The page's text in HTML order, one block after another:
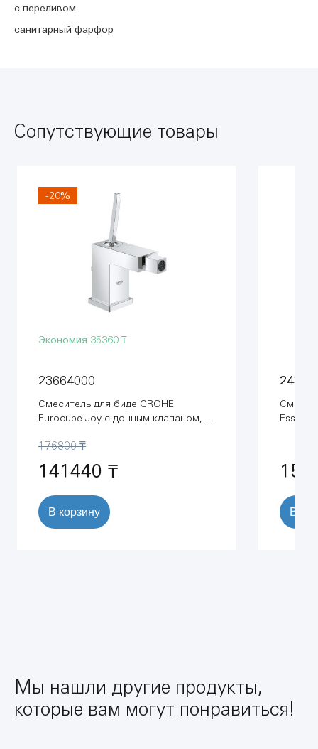
с переливом
санитарный фарфор
Сопутствующие товары
-20%
Экономия 35360 ₸
23664000
Смеситель для биде GROHE
Eurocube Joy с донным клапаном,
176800 ₸
141440 ₸
В корзину В
Мы нашли другие продукты,
которые вам могут понравиться!